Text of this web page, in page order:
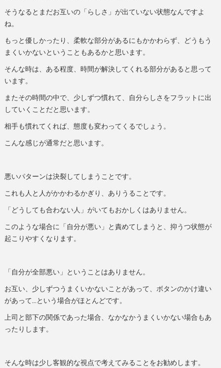
そうなるとまだお互いの「らしさ」が出ていない状態なんですよ
ね。
もっと優しかったり、柔軟な部分があるにもかかわらず、どうもう
まくいかないということもあるかと思います。
そんな時は、ある程度、時間が解決してくれる部分があると思って
います。
またその時間の中で、少しずつ慣れて、自分らしさをフラットに出
していくことだと思います。
相手も慣れてくれば、態度も変わってくるでしょう。
こんな感じが通常だと思います。
悪いパターンは決裂してしまうことです。
これも人と人がかかわるかぎり、ありうることです。
「どうしても合わない人」がいてもおかしくはありません。
このような場合に「自分が悪い」と責めてしまうと、抑うつ状態が
起こりやすくなります。
「自分が全部悪い」ということはありません。
お互い、少しずつうまくいかないことがあって、ボタンのかけ違い
があって…という場合がほとんどです。
上司と部下の関係であった場合、なかなかうまくいかない場合もあ
ったりします。
そんな時は少し客観的な視点で考えてみることをお勧めします。